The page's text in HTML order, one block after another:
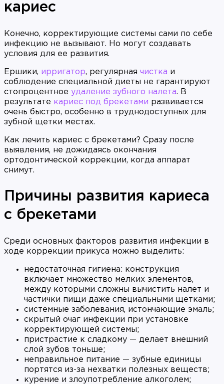
кариес
Конечно, корректирующие системы сами по себе
инфекцию не вызывают. Но могут создавать
условия для ее развития.
Ершики, ирригатор, регулярная чистка и
соблюдение специальной диеты не гарантируют
стопроцентное удаление зубного налета. В
результате кариес под брекетами развивается
очень быстро, особенно в труднодоступных для
зубной щетки местах.
Как лечить кариес с брекетами? Сразу после
выявления, не дожидаясь окончания
ортодонтической коррекции, когда аппарат
снимут.
Причины развития кариеса
с брекетами
Среди основных факторов развития инфекции в
ходе коррекции прикуса можно выделить:
недостаточная гигиена: конструкция
включает множество мелких элементов,
между которыми сложны вычистить налет и
частички пищи даже специальными щетками;
системные заболевания, истончающие эмаль;
скрытый очаг инфекции при установке
корректирующей системы;
пристрастие к сладкому — делает внешний
слой зубов тоньше;
неправильное питание — зубные единицы
портятся из-за нехватки полезных веществ;
курение и злоупотребление алкоголем;